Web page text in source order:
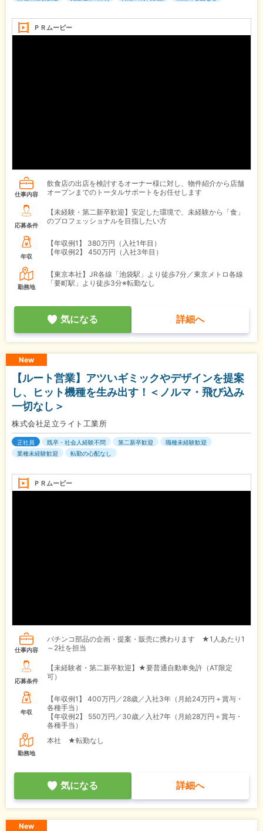
ＰＲムービー
仕事内容
飲食店の出店を検討するオーナー様に対し、物件紹介から店舗
オープンまでのトータルサポートをお任せします
応募条件
【未経験・第二新卒歓迎】安定した環境で、未経験から「食」
のプロフェッショナルを目指したい方
年収
【年収例1】
380万円（入社1年目）
【年収例2】
450万円（入社3年目）
勤務地
【東京本社】JR各線「池袋駅」より徒歩7分／東京メトロ各線
「要町駅」より徒歩3分※転勤なし
気になる 詳細へ
New
【ルート営業】アツいギミックやデザインを提案
し、ヒット機種を生み出す！＜ノルマ・飛び込み
一切なし＞
株式会社足立ライト工業所
正社員 既卒・社会人経験不問 第二新卒歓迎
職種未経験歓迎
業種未経験歓迎
転勤の心配なし
ＰＲムービー
仕事内容
パチンコ部品の企画・提案・販売に携わります ★1人あたり1
～2社を担当
応募条件
【未経験者・第二新卒歓迎】★要普通自動車免許（AT限定
可）
年収
【年収例1】
400万円／28歳／入社3年（月給24万円＋賞与・
各種手当）
【年収例2】
550万円／30歳／入社7年（月給28万円＋賞与・
各種手当）
勤務地
本社 ★転勤なし
気になる 詳細へ
New